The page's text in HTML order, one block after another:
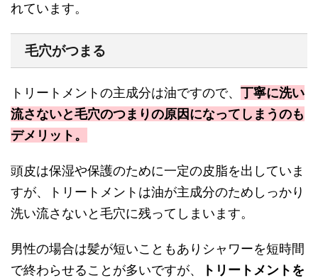
れています。
毛穴がつまる
トリートメントの主成分は油ですので、 丁寧に洗い
流さないと毛穴のつまりの原因になってしまうのも
デメリット。
頭皮は保湿や保護のために一定の皮脂を出していま
すが、トリートメントは油が主成分のためしっかり
洗い流さないと毛穴に残ってしまいます。
男性の場合は髪が短いこともありシャワーを短時間
で終わらせることが多いですが、
トリートメントを